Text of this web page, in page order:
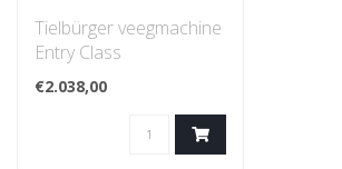
Tielbürger veegmachine
Entry Class
€2.038,00